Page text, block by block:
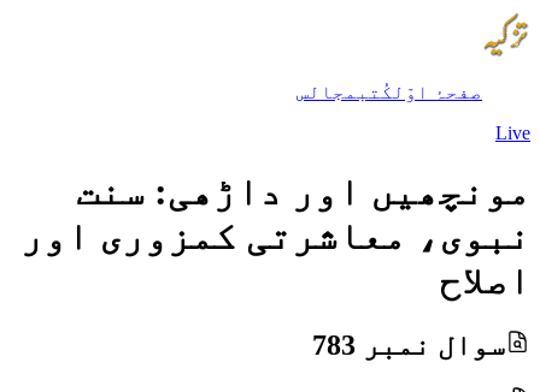
صفحۂ اوّل کُتب مجالس
Live
مونچھیں اور داڑھی: سنت
نبوی، معاشرتی کمزوری اور
اصلاح
سوال نمبر 783